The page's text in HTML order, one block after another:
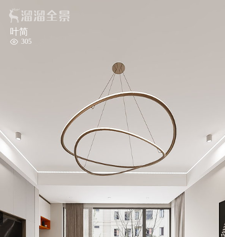
叶简
305